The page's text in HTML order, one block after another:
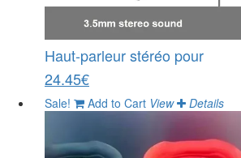
Haut-parleur stéréo pour
24.45€
Sale! Add to Cart View Details